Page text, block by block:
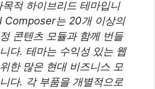
적 하이브리드 테마입니
Composer는 20개 이상의
콘텐츠 모듈과 함께 번들
다. 테마는 수익성 있는 웹
한 많은 현대 비즈니스 모
다. 각 부품을 개별적으로